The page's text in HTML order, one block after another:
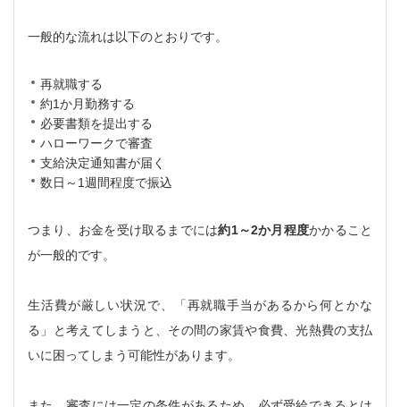
一般的な流れは以下のとおりです。
再就職する
約1か月勤務する
必要書類を提出する
ハローワークで審査
支給決定通知書が届く
数日～1週間程度で振込
つまり、お金を受け取るまでには約1～2か月程度かかること
が一般的です。
生活費が厳しい状況で、「再就職手当があるから何とかな
る」と考えてしまうと、その間の家賃や食費、光熱費の支払
いに困ってしまう可能性があります。